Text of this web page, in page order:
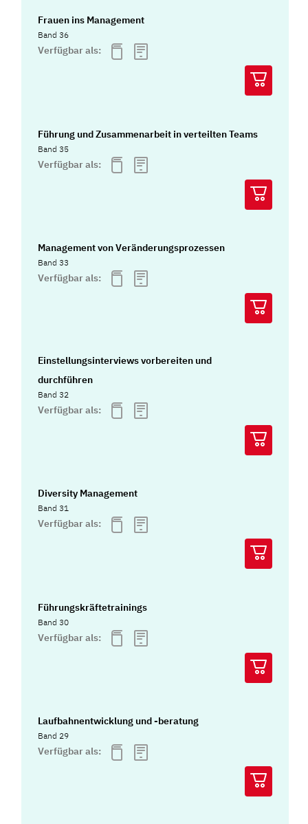
Frauen ins Management
Band 36
Verfügbar als:
Führung und Zusammenarbeit in verteilten Teams
Band 35
Verfügbar als:
Management von Veränderungsprozessen
Band 33
Verfügbar als:
Einstellungsinterviews vorbereiten und
durchführen
Band 32
Verfügbar als:
Diversity Management
Band 31
Verfügbar als:
Führungskräftetrainings
Band 30
Verfügbar als:
Laufbahnentwicklung und -beratung
Band 29
Verfügbar als: